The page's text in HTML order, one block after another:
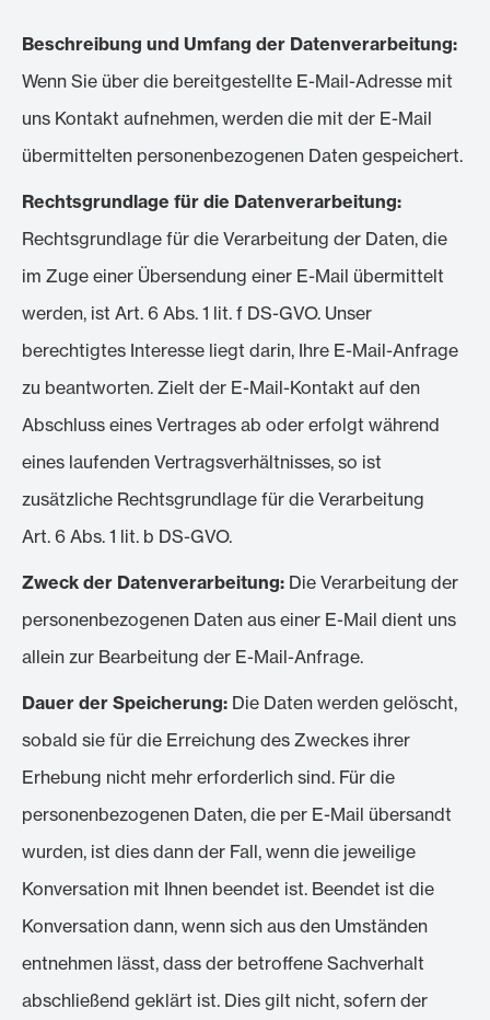
Beschreibung und Umfang der Datenverarbeitung:
Wenn Sie über die bereitgestellte E-Mail-Adresse mit
uns Kontakt aufnehmen, werden die mit der E-Mail
übermittelten personenbezogenen Daten gespeichert.
Rechtsgrundlage für die Datenverarbeitung:
Rechtsgrundlage für die Verarbeitung der Daten, die
im Zuge einer Übersendung einer E-Mail übermittelt
werden, ist Art. 6 Abs. 1 lit. f DS-GVO. Unser
berechtigtes Interesse liegt darin, Ihre E-Mail-Anfrage
zu beantworten. Zielt der E-Mail-Kontakt auf den
Abschluss eines Vertrages ab oder erfolgt während
eines laufenden Vertragsverhältnisses, so ist
zusätzliche Rechtsgrundlage für die Verarbeitung
Art. 6 Abs. 1 lit. b DS-GVO.
Zweck der Datenverarbeitung: Die Verarbeitung der
personenbezogenen Daten aus einer E-Mail dient uns
allein zur Bearbeitung der E-Mail-Anfrage.
Dauer der Speicherung: Die Daten werden gelöscht,
sobald sie für die Erreichung des Zweckes ihrer
Erhebung nicht mehr erforderlich sind. Für die
personenbezogenen Daten, die per E-Mail übersandt
wurden, ist dies dann der Fall, wenn die jeweilige
Konversation mit Ihnen beendet ist. Beendet ist die
Konversation dann, wenn sich aus den Umständen
entnehmen lässt, dass der betroffene Sachverhalt
abschließend geklärt ist. Dies gilt nicht, sofern der